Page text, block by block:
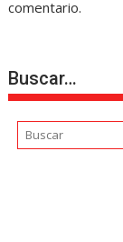
comentario.
Buscar…